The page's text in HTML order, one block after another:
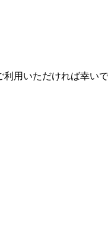
用いただければ幸いで